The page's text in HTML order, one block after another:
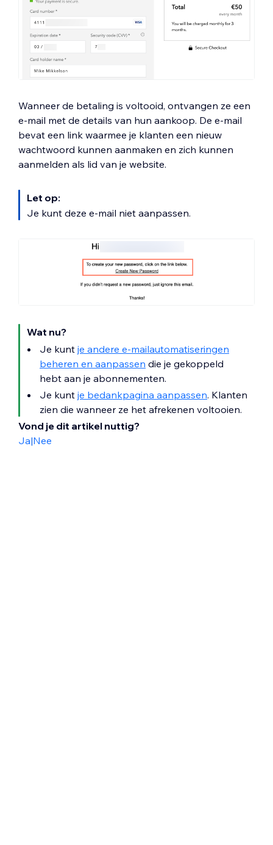
Wanneer de betaling is voltooid, ontvangen ze een
e-mail met de details van hun aankoop. De e-mail
bevat een link waarmee je klanten een nieuw
wachtwoord kunnen aanmaken en zich kunnen
aanmelden als lid van je website.
Let op:
Je kunt deze e-mail niet aanpassen.
Wat nu?
Je kunt je andere e-mailautomatiseringen
beheren en aanpassen die je gekoppeld
hebt aan je abonnementen.
Je kunt je bedankpagina aanpassen. Klanten
zien die wanneer ze het afrekenen voltooien.
Vond je dit artikel nuttig?
Ja|Nee